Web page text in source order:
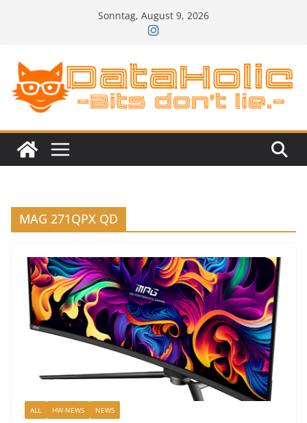
Sonntag, August 9, 2026
MAG 271QPX QD
ALL HW-NEWS NEWS